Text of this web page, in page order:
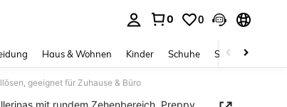
0 0
Haus & Wohnen Kinder Schuhe Schmuck &
geeignet für Zuhause & Büro
mit rundem Zehenbereich, Preppy